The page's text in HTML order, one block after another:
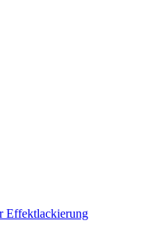
Effektlackierung